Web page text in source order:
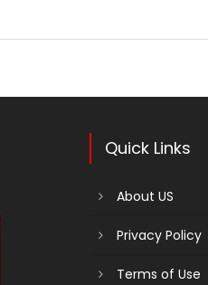
Quick Links
About US
Privacy Policy
Terms of Use